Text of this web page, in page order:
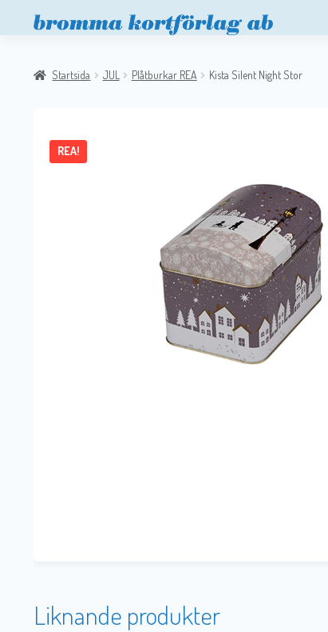
Startsida JUL Plåtburkar REA Kista Silent Night Stor
REA!
Liknande produkter